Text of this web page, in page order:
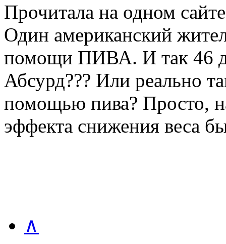
Прочитала на одном
Один американский
помощи ПИВА. И так 46
Абсурд??? Или реально
помощью пива? Просто,
эффекта снижения веса
∧